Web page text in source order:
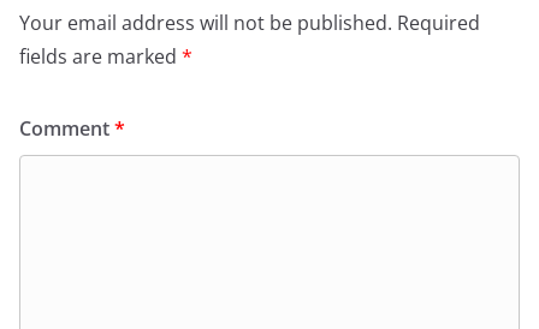
Your email address will not be published. Required
fields are marked *
Comment*